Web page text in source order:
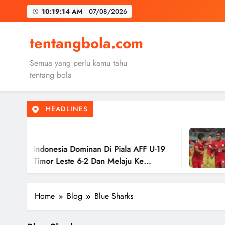
10:19:15 AM 07/08/2026
Malang
Malang
tentangbola.com
Semua yang perlu kamu tahu
tentang bola
HEADLINES
Indonesia Dominan Di Piala AFF U-19
Leste 6-2 Dan Melaju Ke
2
Ke
Home Blog Blue Sharks